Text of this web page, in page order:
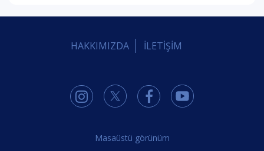
HAKKIMIZDA İLETİŞİM
Masaüstü görünüm